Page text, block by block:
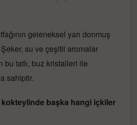
geleneksel yarı donmuş
Şeker, su ve çeşitli aromalar
bu tatlı, buz kristalleri ile
sahiptir.
başka hangi içkiler